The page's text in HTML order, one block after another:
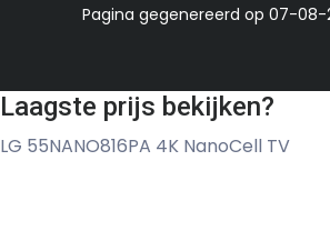
Pagina gegenereerd op 07-08-
Laagste prijs bekijken?
LG 55NANO816PA 4K NanoCell TV